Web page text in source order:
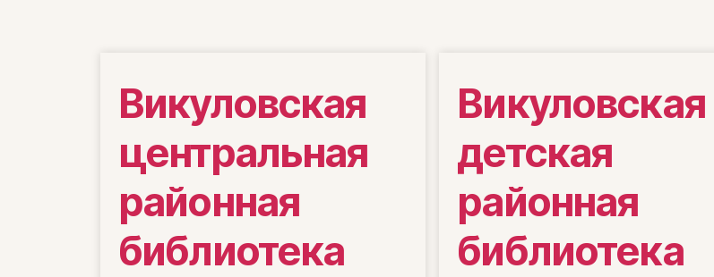
Викуловская
центральная
районная
библиотека
Викуловская
детская
районная
библиотека